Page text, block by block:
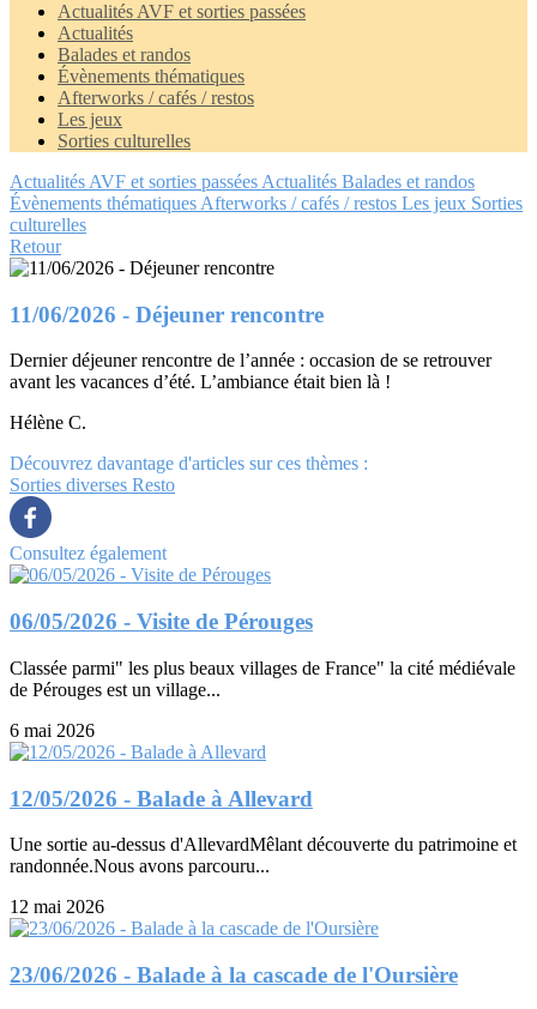
Actualités AVF et sorties passées
Actualités
Balades et randos
Évènements thématiques
Afterworks / cafés / restos
Les jeux
Sorties culturelles
Actualités AVF et sorties passées Actualités Balades et randos
Évènements thématiques Afterworks / cafés / restos Les jeux Sorties
culturelles
Retour
11/06/2026 - Déjeuner rencontre
Dernier déjeuner rencontre de l’année : occasion de se retrouver
avant les vacances d’été. L’ambiance était bien là !
Hélène C.
Découvrez davantage d'articles sur ces thèmes :
Sorties diverses Resto
Consultez également
06/05/2026 - Visite de Pérouges
Classée parmi" les plus beaux villages de France" la cité médiévale
de Pérouges est un village...
6 mai 2026
12/05/2026 - Balade à Allevard
Une sortie au-dessus d'AllevardMêlant découverte du patrimoine et
randonnée.Nous avons parcouru...
12 mai 2026
23/06/2026 - Balade à la cascade de l'Oursière